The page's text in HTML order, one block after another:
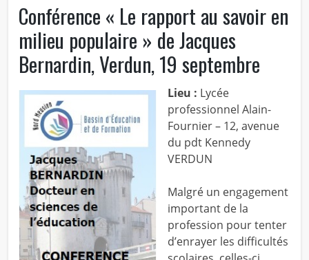
Conférence « Le rapport au savoir en
milieu populaire » de Jacques
Bernardin, Verdun, 19 septembre
Lieu : Lycée
professionnel Alain-
Fournier – 12, avenue
du pdt Kennedy
VERDUN
Malgré un engagement
important de la
profession pour tenter
d’enrayer les difficultés